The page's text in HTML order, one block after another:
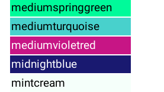
mediumspringgreen
mediumturquoise
mediumvioletred
midnightblue
mintcream